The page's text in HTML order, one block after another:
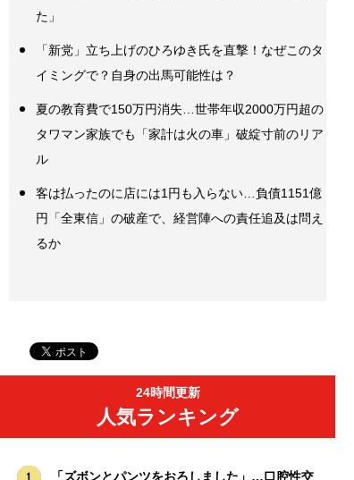
た」
「新党」立ち上げのひろゆき氏を直撃！なぜこのタ
イミングで？自身の出馬可能性は？
夏の教育費で150万円消失…世帯年収2000万円超の
タワマン家族でも「家計は火の車」破綻寸前のリア
ル
客は払ったのに店には1円も入らない…負債1151億
円「全東信」の破産で、経営陣への責任追及は問え
るか
24時間更新
人気ランキング
「ズボンとパンツをおろしました」…口腔性交